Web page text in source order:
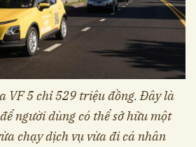
VF 5 chỉ 529 triệu đồng. Đây là
người dùng có thể sở hữu một
chạy dịch vụ vừa đi cá nhân